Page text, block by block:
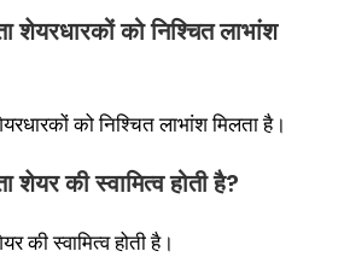
शेयरधारकों को निश्चित लाभांश
को निश्चित लाभांश मिलता है।
शेयर की स्वामित्व होती है?
की स्वामित्व होती है।